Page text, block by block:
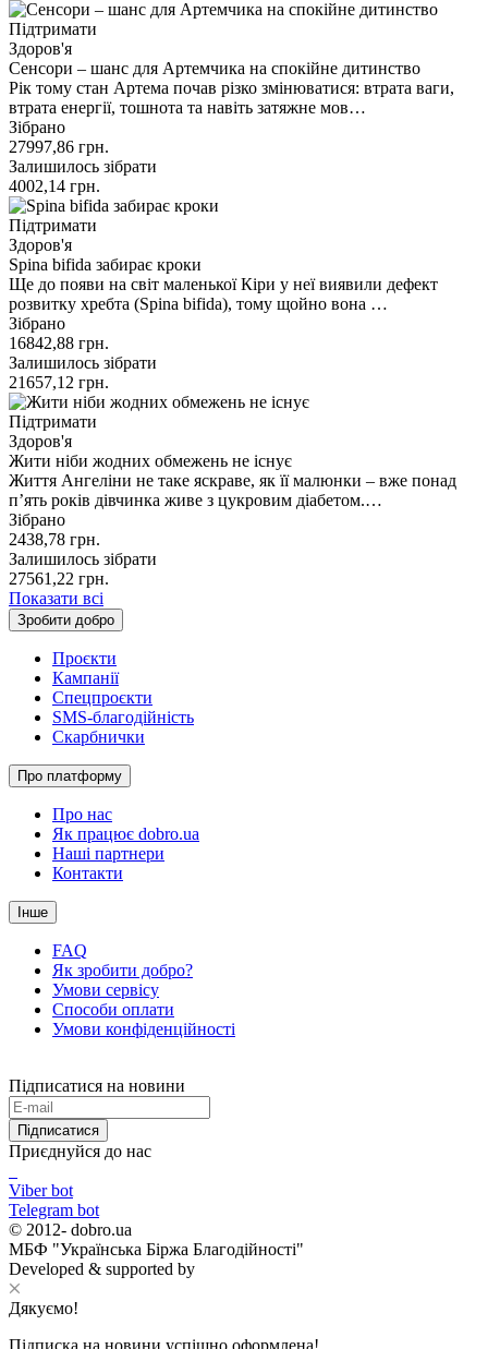
Підтримати
Здоров'я
Сенсори – шанс для Артемчика на спокійне дитинство
Рік тому стан Артема почав різко змінюватися: втрата ваги,
втрата енергії, тошнота та навіть затяжне мов…
Зібрано
27997,86 грн.
Залишилось зібрати
4002,14 грн.
Підтримати
Здоров'я
Spina bifida забирає кроки
Ще до появи на світ маленької Кіри у неї виявили дефект
розвитку хребта (Spina bifida), тому щойно вона …
Зібрано
16842,88 грн.
Залишилось зібрати
21657,12 грн.
Підтримати
Здоров'я
Жити ніби жодних обмежень не існує
Життя Ангеліни не таке яскраве, як її малюнки – вже понад
п’ять років дівчинка живе з цукровим діабетом.…
Зібрано
2438,78 грн.
Залишилось зібрати
27561,22 грн.
Показати всі
Зробити добро
Проєкти
Кампанії
Спецпроєкти
SMS-благодійність
Скарбнички
Про платформу
Про нас
Як працює dobro.ua
Наші партнери
Контакти
Інше
FAQ
Як зробити добро?
Умови сервісу
Способи оплати
Умови конфіденційності
Підписатися на новини
Підписатися
Приєднуйся до нас
Viber bot
Telegram bot
© 2012- dobro.ua
МБФ "Українська Біржа Благодійності"
Developed & supported by
Дякуємо!
Підписка на новини успішно оформлена!